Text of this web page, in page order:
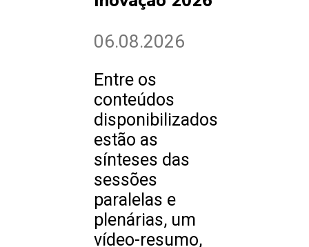
06.08.2026
Entre os
conteúdos
disponibilizados
estão as
sínteses das
sessões
paralelas e
plenárias, um
vídeo-resumo,